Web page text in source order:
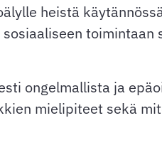
heistä
toimintaan
ongelmallista ja
mielipiteet sekä